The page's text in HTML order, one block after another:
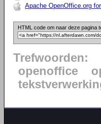
Apache OpenOffice.org
HTML code om naar deze pagina
Trefwoorden:
openoffice